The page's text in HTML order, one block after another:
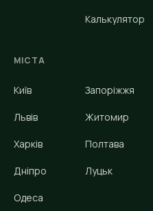
Калькулятор
МІСТА
Київ
Львів
Харків
Дніпро
Одеса
Запоріжжя
Житомир
Полтава
Луцьк